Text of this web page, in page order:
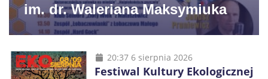
im. dr. Waleriana Maksymiuka
20:37 6 sierpnia 2026
Festiwal Kultury Ekologicznej